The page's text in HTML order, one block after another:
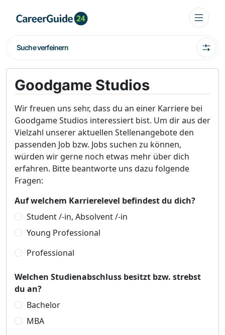
Suche verfeinern
Goodgame Studios
Wir freuen uns sehr, dass du an einer Karriere bei
Goodgame Studios interessiert bist. Um dir aus der
Vielzahl unserer aktuellen Stellenangebote den
passenden Job bzw. Jobs suchen zu können,
würden wir gerne noch etwas mehr über dich
erfahren. Bitte beantworte uns dazu folgende
Fragen:
Auf welchem Karrierelevel befindest du dich?
Student /-in, Absolvent /-in
Young Professional
Professional
Welchen Studienabschluss besitzt bzw. strebst
du an?
Bachelor
MBA